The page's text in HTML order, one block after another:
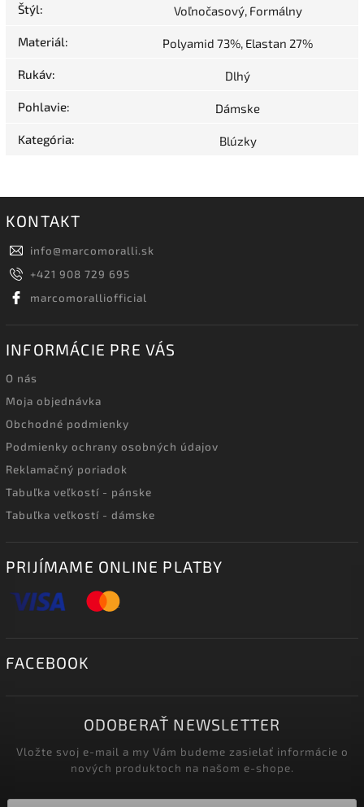
Štýl: Voľnočasový, Formálny
Materiál: Polyamid 73%, Elastan 27%
Rukáv: Dlhý
Pohlavie: Dámske
Kategória: Blúzky
KONTAKT
info@marcomoralli.sk
+421 908 729 695
marcomoralliofficial
INFORMÁCIE PRE VÁS
O nás
Moja objednávka
Obchodné podmienky
Podmienky ochrany osobných údajov
Reklamačný poriadok
Tabuľka veľkostí - pánske
Tabuľka veľkostí - dámske
PRIJÍMAME ONLINE PLATBY
FACEBOOK
ODOBERAŤ NEWSLETTER
Vložte svoj e-mail a my Vám budeme zasielať informácie o
nových produktoch na našom e-shope.